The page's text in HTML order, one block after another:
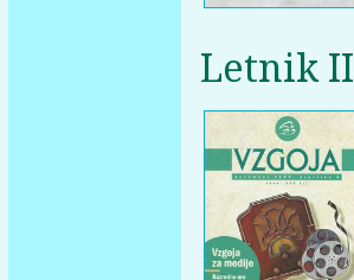
Letnik II